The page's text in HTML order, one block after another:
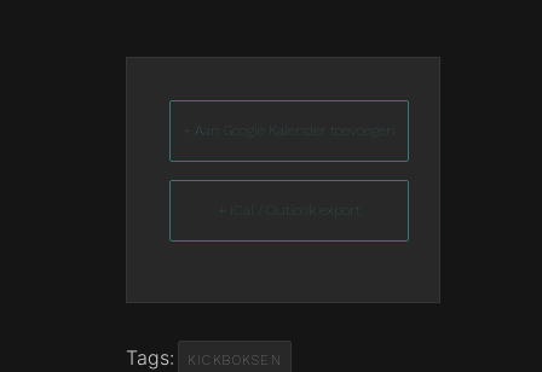
+ Aan Google Kalender toevoegen
+ iCal / Outlook export
Tags: KICKBOKSEN